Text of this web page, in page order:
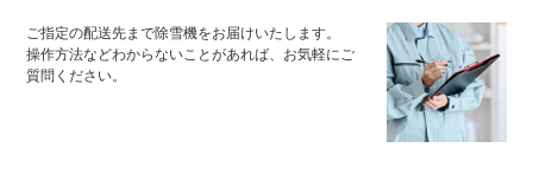
ご指定の配送先まで除雪機をお届けいたします。
操作方法などわからないことがあれば、お気軽にご
質問ください。